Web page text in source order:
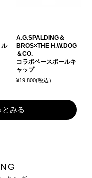
ル
A.G.SPALDING＆
BROS×THE H.W.DOG
＆CO.
コラボベースボールキ
ャップ
¥19,800(税込）
とみる